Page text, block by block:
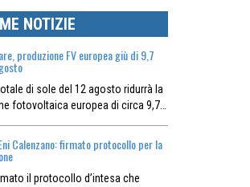
NOTIZIE
produzione FV europea giù di 9,7
di sole del 12 agosto ridurrà la
fotovoltaica europea di circa 9,7…
Calenzano: firmato protocollo per la
il protocollo d’intesa che